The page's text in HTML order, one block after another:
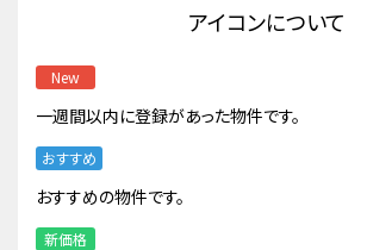
アイコンについて
New
一週間以内に登録があった物件です。
おすすめ
おすすめの物件です。
新価格